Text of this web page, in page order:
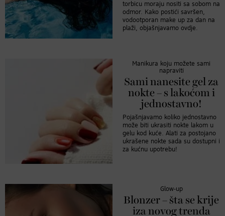
torbicu moraju nositi sa sobom na
odmor. Kako postići savršen,
vodootporan make up za dan na
plaži, objašnjavamo ovdje.
Manikura koju možete sami
napraviti
Sami nanesite gel za
nokte – s lakoćom i
jednostavno!
Pojašnjavamo koliko jednostavno
može biti ukrasiti nokte lakom u
gelu kod kuće. Alati za postojano
ukrašene nokte sada su dostupni i
za kućnu upotrebu!
Glow-up
Blonzer – šta se krije
iza novog trenda